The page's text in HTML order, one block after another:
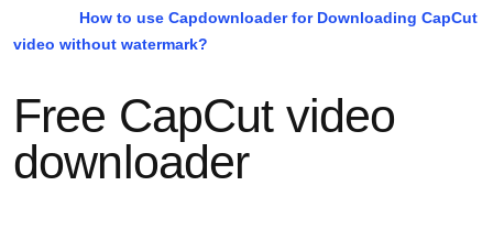
How to use Capdownloader for Downloading CapCut
video without watermark?
Free CapCut video
downloader